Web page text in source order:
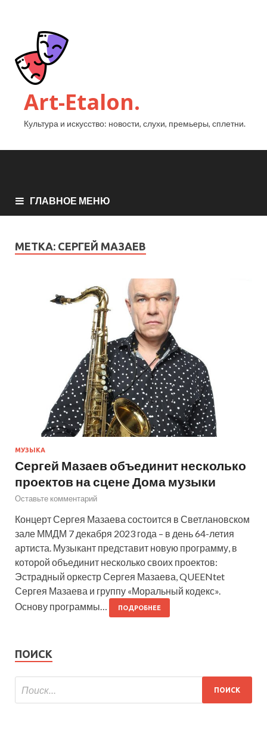
Art-Etalon.
Культура и искусство: новости, слухи, премьеры, сплетни.
ГЛАВНОЕ МЕНЮ
МЕТКА: СЕРГЕЙ МАЗАЕВ
МУЗЫКА
Сергей Мазаев объединит несколько
проектов на сцене Дома музыки
Оставьте комментарий
Концерт Сергея Мазаева состоится в Светлановском
зале ММДМ 7 декабря 2023 года – в день 64-летия
артиста. Музыкант представит новую программу, в
которой объединит несколько своих проектов:
Эстрадный оркестр Сергея Мазаева, QUEENtet
Сергея Мазаева и группу «Моральный кодекс».
Основу программы…
ПОДРОБНЕЕ
ПОИСК